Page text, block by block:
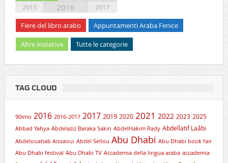
2015 2016
2017
Fiere del libro arabo
Appuntamenti Araba Fenice
Altre iniziative Tutte le categorie
TAG CLOUD
90imo 2016 2016-2017 2017 2019 2020 2021 2022 2023 2025
Abbad Yahya Abdelaziz Baraka Sakin AbdelHakim Rady Abdellatif Laâbi
Abdelouahab Aissaoui Abdel Sellou Abu Dhabi Abu Dhabi book fair
Abu Dhabi festival Abu Dhabi TV Accademia della lingua araba accademia